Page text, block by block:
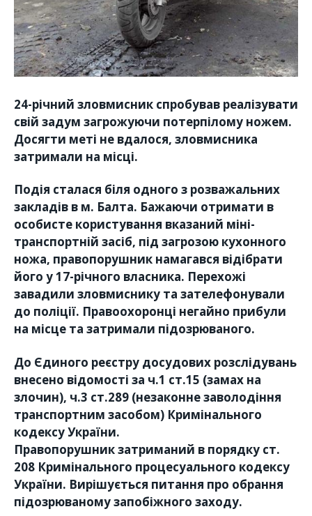
24-річний зловмисник спробував реалізувати
свій задум загрожуючи потерпілому ножем.
Досягти меті не вдалося, зловмисника
затримали на місці.
Подія сталася біля одного з розважальних
закладів в м. Балта. Бажаючи отримати в
особисте користування вказаний міні-
транспортній засіб, під загрозою кухонного
ножа, правопорушник намагався відібрати
його у 17-річного власника. Перехожі
завадили зловмиснику та зателефонували
до поліції. Правоохоронці негайно прибули
на місце та затримали підозрюваного.
До Єдиного реєстру досудових розслідувань
внесено відомості за ч.1 ст.15 (замах на
злочин), ч.3 ст.289 (незаконне заволодіння
транспортним засобом) Кримінального
кодексу України.
Правопорушник затриманий в порядку ст.
208 Кримінального процесуального кодексу
України. Вирішується питання про обрання
підозрюваному запобіжного заходу.